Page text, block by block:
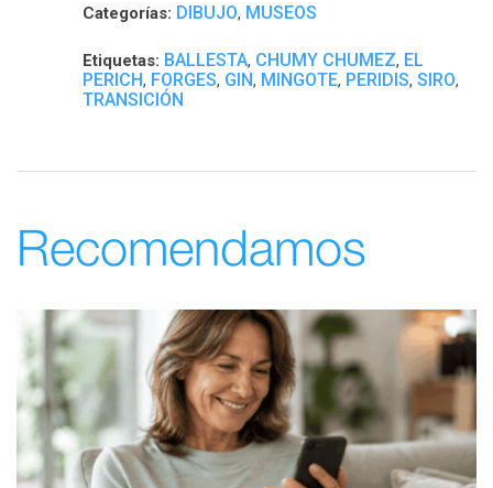
Categorías: DIBUJO, MUSEOS
Etiquetas: BALLESTA, CHUMY CHUMEZ, EL
PERICH, FORGES, GIN, MINGOTE, PERIDIS, SIRO,
TRANSICIÓN
Recomendamos